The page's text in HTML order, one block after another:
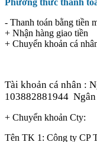
- Thanh toán bằng tiền
+ Nhận hàng giao tiền
+ Chuyển khoản cá
Tài khoản cá nhân :
103882881944
+ Chuyển khoản Cty:
Tên TK 1: Công ty CP